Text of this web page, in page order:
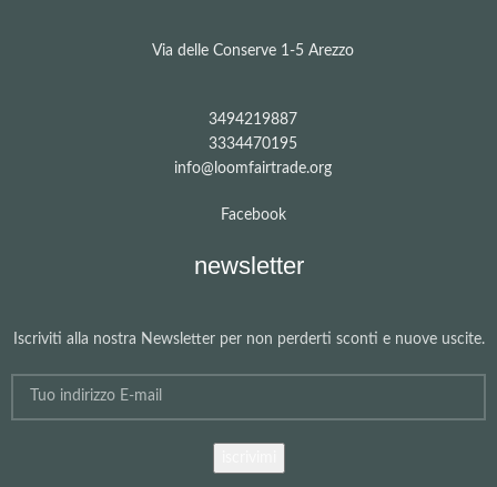
Via delle Conserve 1-5 Arezzo
3494219887
3334470195
info@loomfairtrade.org
Facebook
newsletter
Iscriviti alla nostra Newsletter per non perderti sconti e nuove uscite.